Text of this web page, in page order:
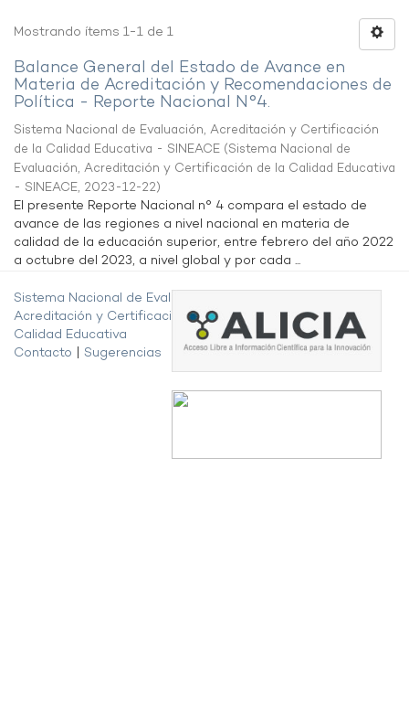
Mostrando ítems 1-1 de 1
Balance General del Estado de Avance en
Materia de Acreditación y Recomendaciones de
Política - Reporte Nacional N°4.
Sistema Nacional de Evaluación, Acreditación y Certificación
de la Calidad Educativa - SINEACE (Sistema Nacional de
Evaluación, Acreditación y Certificación de la Calidad Educativa
- SINEACE, 2023-12-22)
El presente Reporte Nacional n° 4 compara el estado de
avance de las regiones a nivel nacional en materia de
calidad de la educación superior, entre febrero del año 2022
a octubre del 2023, a nivel global y por cada ...
Sistema Nacional de Evaluación,
Acreditación y Certificación de la
Calidad Educativa
Contacto
Sugerencias